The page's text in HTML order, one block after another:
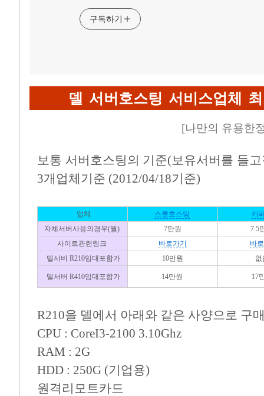
구독하기
델 서버호스팅 서비스업체
[나만의 유용한
보통 서버호스팅의 기준(보유서버를 들
3개업체기준 (2012/04/18기준)
업체 스쿨호스팅
카
자체서버사용의경우(월)
7만원
7.5
사이트관련링크
바로가기
바
델서버 R210임대포함가
10만원
델서버 R410임대포함가 14만원 17
R210을 델에서 아래와 같은 사양으로 구
CPU : CoreI3-2100 3.10Ghz
RAM : 2G
HDD : 250G (기업용)
원격리모트카드